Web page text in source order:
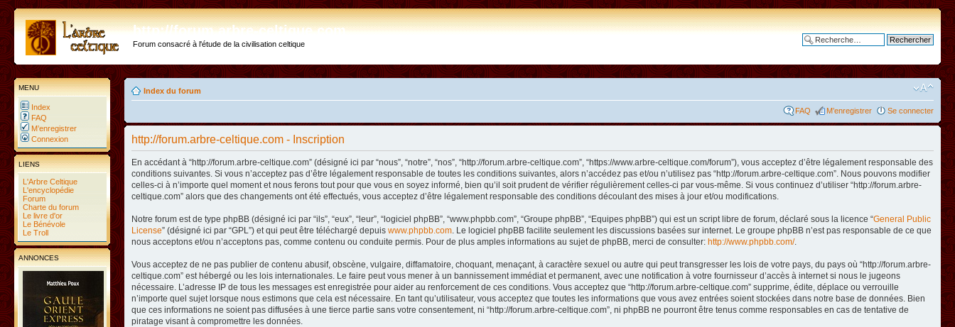
http://forum.arbre-celtique.com
Forum consacré à l'étude de la civilisation celtique
MENU
Index
FAQ
M’enregistrer
Connexion
LIENS
L'Arbre Celtique
L'encyclopédie
Forum
Charte du forum
Le livre d'or
Le Bénévole
Le Troll
ANNONCES
Index du forum
FAQ M’enregistrer Se connecter
http://forum.arbre-celtique.com - Inscription
En accédant à “http://forum.arbre-celtique.com” (désigné ici par “nous”, “notre”, “nos”, “http://forum.arbre-celtique.com”, “https://www.arbre-celtique.com/forum”), vous acceptez d’être légalement responsable des
conditions suivantes. Si vous n’acceptez pas d’être légalement responsable de toutes les conditions suivantes, alors n’accédez pas et/ou n’utilisez pas “http://forum.arbre-celtique.com”. Nous pouvons modifier
celles-ci à n’importe quel moment et nous ferons tout pour que vous en soyez informé, bien qu’il soit prudent de vérifier régulièrement celles-ci par vous-même. Si vous continuez d’utiliser “http://forum.arbre-
celtique.com” alors que des changements ont été effectués, vous acceptez d’être légalement responsable des conditions découlant des mises à jour et/ou modifications.
Notre forum est de type phpBB (désigné ici par “ils”, “eux”, “leur”, “logiciel phpBB”, “www.phpbb.com”, “Groupe phpBB”, “Equipes phpBB”) qui est un script libre de forum, déclaré sous la licence “General Public
License” (désigné ici par “GPL”) et qui peut être téléchargé depuis www.phpbb.com . Le logiciel phpBB facilite seulement les discussions basées sur internet. Le groupe phpBB n’est pas responsable de ce que
nous acceptons et/ou n’acceptons pas, comme contenu ou conduite permis. Pour de plus amples informations au sujet de phpBB, merci de consulter: http://www.phpbb.com/.
Vous acceptez de ne pas publier de contenu abusif, obscène, vulgaire, diffamatoire, choquant, menaçant, à caractère sexuel ou autre qui peut transgresser les lois de votre pays, du pays où “http://forum.arbre-
celtique.com” est hébergé ou les lois internationales. Le faire peut vous mener à un bannissement immédiat et permanent, avec une notification à votre fournisseur d’accès à internet si nous le jugeons
nécessaire. L’adresse IP de tous les messages est enregistrée pour aider au renforcement de ces conditions. Vous acceptez que “http://forum.arbre-celtique.com” supprime, édite, déplace ou verrouille
n’importe quel sujet lorsque nous estimons que cela est nécessaire. En tant qu’utilisateur, vous acceptez que toutes les informations que vous avez entrées soient stockées dans notre base de données. Bien
que ces informations ne soient pas diffusées à une tierce partie sans votre consentement, ni “http://forum.arbre-celtique.com”, ni phpBB ne pourront être tenus comme responsables en cas de tentative de
piratage visant à compromettre les données.